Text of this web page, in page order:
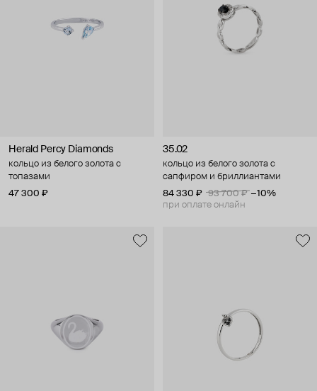
Herald Percy Diamonds
кольцо из белого золота с
топазами
47 300 ₽
35.02
кольцо из белого золота с
сапфиром и бриллиантами
84 330 ₽
93 700 ₽ −10%
при оплате онлайн